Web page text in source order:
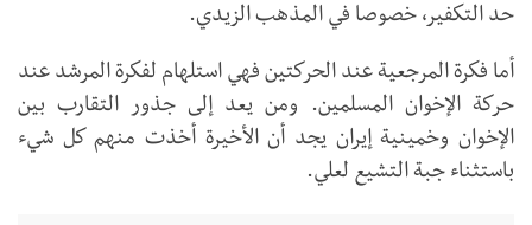
حد التكفير، خصوصا في المذهب الزيدي.
أما فكرة المرجعية عند الحركتين فهي استلهام لفكرة المرشد عند
حركة الإخوان المسلمين. ومن يعد إلى جذور التقارب بين
الإخوان وخمينية إيران يجد أن الأخيرة أخذت منهم كل شيء
باستثناء جبة التشيع لعلي.